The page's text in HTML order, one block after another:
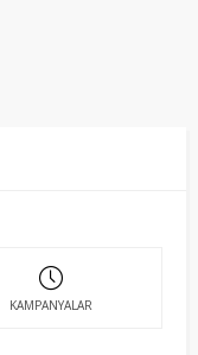
KAMPANYALAR